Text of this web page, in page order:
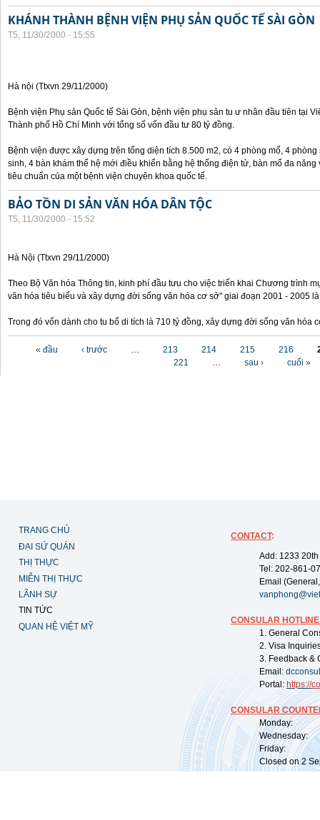
KHÁNH THÀNH BỆNH VIỆN PHỤ SẢN QUỐC TẾ SÀI GÒN
T5, 11/30/2000 - 15:55
Hà nội (Ttxvn 29/11/2000)
Bệnh viện Phụ sản Quốc tế Sài Gòn, bệnh viện phụ sản tu ư nhân đầu tiên tại
Thành phố Hồ Chí Minh với tổng số vốn đầu tư 80 tỷ đồng.
Bệnh viện được xây dựng trên tổng diện tích 8.500 m2, có 4 phòng mổ, 4
sinh, 4 bàn khám thế hệ mới điều khiển bằng hệ thống điện tử, bàn mổ đa
tiêu chuẩn của một bệnh viện chuyên khoa quốc tế.
BẢO TỒN DI SẢN VĂN HÓA DÂN TỘC
T5, 11/30/2000 - 15:52
Hà Nội (Ttxvn 29/11/2000)
Theo Bộ Văn hóa Thông tin, kinh phí đầu tưu cho việc triển khai Chương trình
văn hóa tiêu biểu và xây dựng đời sống văn hóa cơ sở" giai đoạn 2001 - 2005
Trong đó vốn dành cho tu bổ di tích là 710 tỷ đồng, xây dựng đời sống văn hóa
« đầu ‹ trước … 213 214 215 216
221
… sau › cuối »
TRANG CHỦ
ĐẠI SỨ QUÁN
THỊ THỰC
MIỄN THỊ THỰC
LÃNH SỰ
TIN TỨC
QUAN HỆ VIỆT MỸ
CONTACT:
Add: 1233
Tel: 202-861-
Email
CONSULAR
1. General
2. Visa
3. Feedback &
Email:
Portal: https://
CONSULAR
Monday:
Wednesday:
Friday:
Closed on 2